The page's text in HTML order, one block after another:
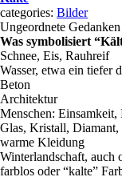
categories: Bilder
Ungeordnete
Was symbolisiert
Schnee, Eis, Rauhreif
Wasser, etwa ein tiefer
Beton
Architektur
Menschen: Einsamkeit,
Glas, Kristall, Diamant,
warme Kleidung
Winterlandschaft, auch
farblos oder “kalte”